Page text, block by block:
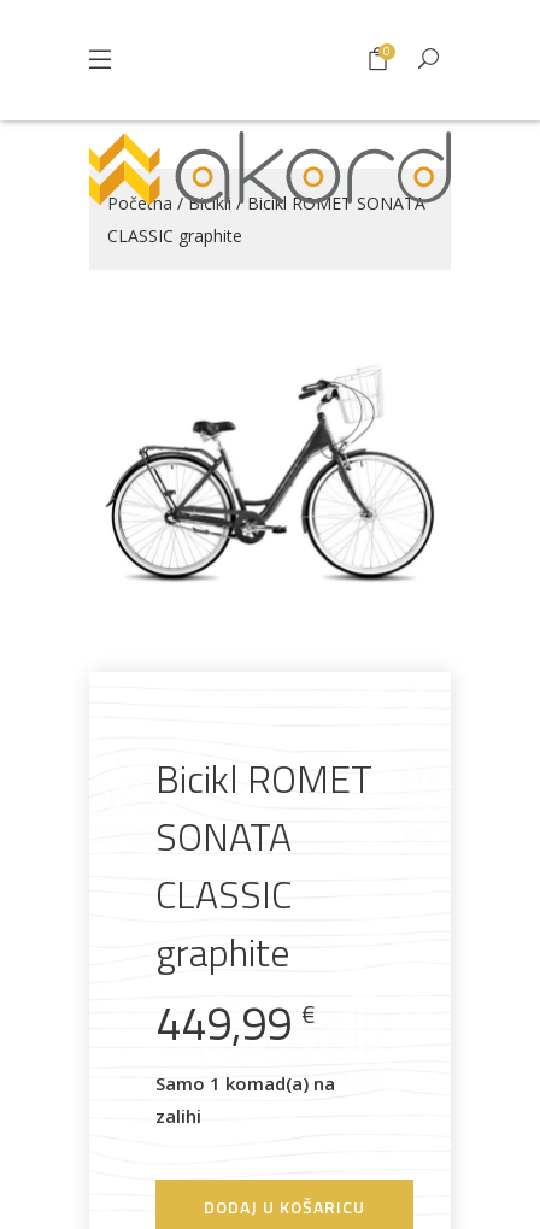
u ponudi
materijali pribor okućnica odjeća
0
Početna /Bicikli / Bicikl ROMET SONATA
CLASSIC graphite
Bicikl ROMET
SONATA
CLASSIC
graphite
449,99 €
Samo 1 komad(a) na
zalihi
DODAJ U KOŠARICU